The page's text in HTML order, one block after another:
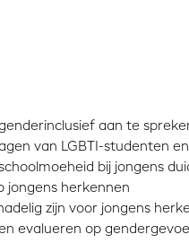
aan te
van LGBTI-studenten
bij jongens
jongens herkennen
zijn voor jongens
evalueren op